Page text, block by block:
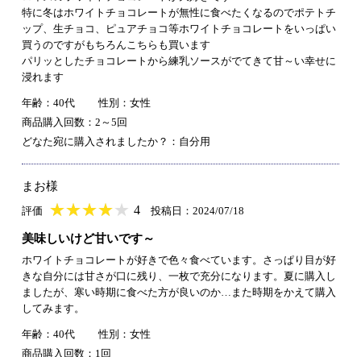
特に冬はホワイトチョコレートが無性に食べたくなるのでポテトチ
ップ、生チョコ、ピュアチョコ等ホワイトチョコレートをいっぱい
買うのですがもちろんこちらも買います
パリッとしたチョコレートから練乳ソースがでてきて甘～い幸せに
浸れます
年齢：40代
性別：女性
商品購入回数：2～5回
どなた宛に購入されましたか？：自分用
まお様
評価 ★★★★★
★★★★★ 4 投稿日：2024/07/18
美味しいけど甘いです～
ホワイトチョコレートが好きで色々食べています。さっぱり目が好
きな自分には甘さが口に残り、一枚で充分になります。夏に購入し
ましたが、寒い時期に食べた方が良いのか…また時期をかえて購入
してみます。
年齢：40代
性別：女性
商品購入回数：1回